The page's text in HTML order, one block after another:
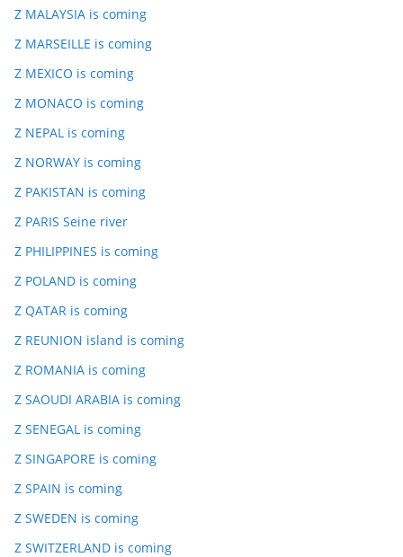
Z MALAYSIA is coming
Z MARSEILLE is coming
Z MEXICO is coming
Z MONACO is coming
Z NEPAL is coming
Z NORWAY is coming
Z PAKISTAN is coming
Z PARIS Seine river
Z PHILIPPINES is coming
Z POLAND is coming
Z QATAR is coming
Z REUNION island is coming
Z ROMANIA is coming
Z SAOUDI ARABIA is coming
Z SENEGAL is coming
Z SINGAPORE is coming
Z SPAIN is coming
Z SWEDEN is coming
Z SWITZERLAND is coming